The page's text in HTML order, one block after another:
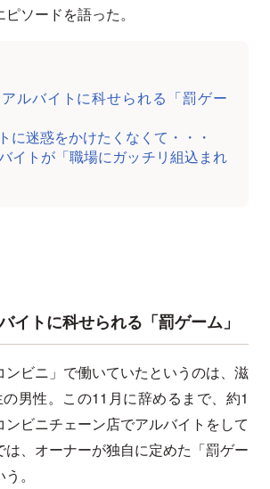
ピソードを語った。
ルバイトに科せられる「罰ゲー
に迷惑をかけたくなくて・・・
イトが「職場にガッチリ組込まれ
イトに科せられる「罰ゲーム」
ンビニ」で働いていたというのは、滋
男性。この11月に辞めるまで、約1
ビニチェーン店でアルバイトをして
は、オーナーが独自に定めた「罰ゲー
。